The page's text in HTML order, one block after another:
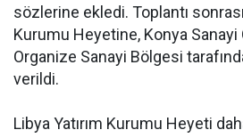
sözlerine ekledi. Toplantı
Kurumu Heyetine, Konya Sanayi
Organize Sanayi Bölgesi
verildi.
Libya Yatırım Kurumu Heyeti